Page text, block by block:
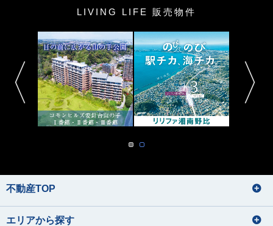
LIVING LIFE 販売物件
不動産TOP
エリアから探す